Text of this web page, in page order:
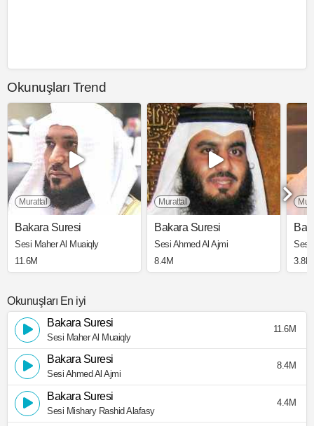
Okunuşları Trend
Murattal
Bakara Suresi
Sesi Maher Al Muaiqly
11.6M
Murattal
Bakara Suresi
Sesi Ahmed Al Ajmi
8.4M
Sesi
3.8M
Okunuşları En iyi
Bakara Suresi
Sesi Maher Al Muaiqly
11.6M
Bakara Suresi
Sesi Ahmed Al Ajmi
8.4M
Bakara Suresi
Sesi Mishary Rashid Alafasy
4.4M